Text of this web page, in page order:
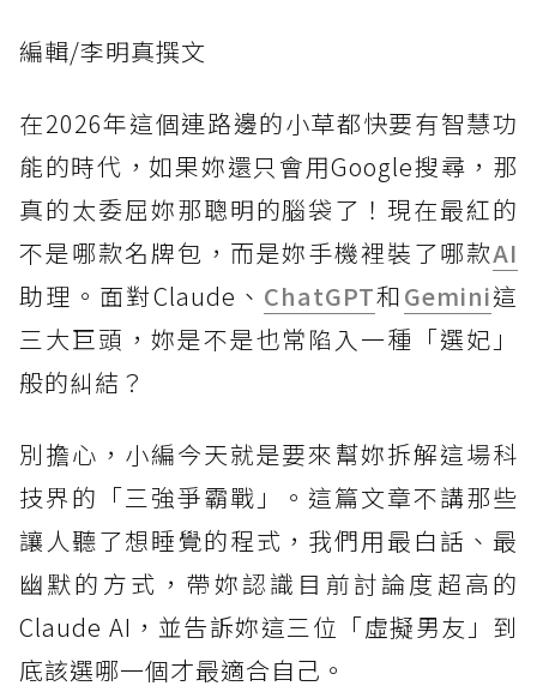
編輯/李明真撰文
在2026年這個連路邊的小草都快要有智慧功
能的時代，如果妳還只會用Google搜尋，那
真的太委屈妳那聰明的腦袋了！現在最紅的
不是哪款名牌包，而是妳手機裡裝了哪款AI
助理。面對Claude、 ChatGPT和Gemini這
三大巨頭，妳是不是也常陷入一種「選妃」
般的糾結？
別擔心，小編今天就是要來幫妳拆解這場科
技界的「三強爭霸戰」。這篇文章不講那些
讓人聽了想睡覺的程式，我們用最白話、最
幽默的方式，帶妳認識目前討論度超高的
Claude AI，並告訴妳這三位「虛擬男友」到
底該選哪一個才最適合自己。